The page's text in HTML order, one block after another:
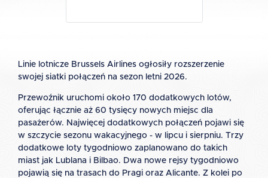
Linie lotnicze Brussels Airlines ogłosiły rozszerzenie
swojej siatki połączeń na sezon letni 2026.
Przewoźnik uruchomi około 170 dodatkowych lotów,
oferując łącznie aż 60 tysięcy nowych miejsc dla
pasażerów. Najwięcej dodatkowych połączeń pojawi się
w szczycie sezonu wakacyjnego - w lipcu i sierpniu. Trzy
dodatkowe loty tygodniowo zaplanowano do takich
miast jak Lublana i Bilbao. Dwa nowe rejsy tygodniowo
pojawią się na trasach do Pragi oraz Alicante. Z kolei po